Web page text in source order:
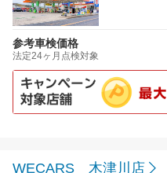
参考車検価格
法定24ヶ月点検対象
WECARS 木津川店